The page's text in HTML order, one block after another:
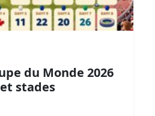
du Monde 2026
stades